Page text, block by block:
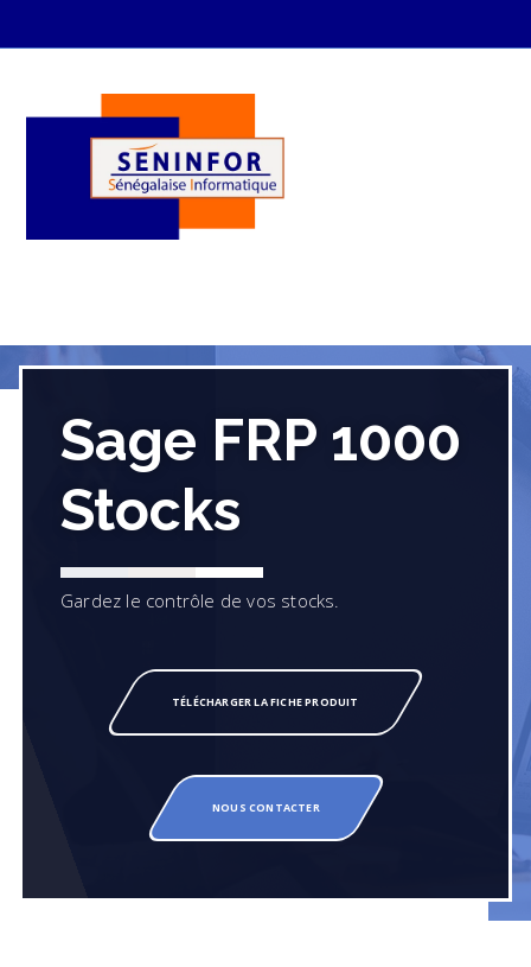
Sage FRP 1000
Stocks
Gardez le contrôle de vos stocks.
TÉLÉCHARGER LA FICHE PRODUIT
NOUS CONTACTER